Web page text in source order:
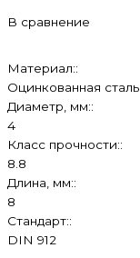
В сравнение
Материал::
Оцинкованная сталь
Диаметр, мм::
4
Класс прочности::
8.8
Длина, мм::
8
Стандарт::
DIN 912